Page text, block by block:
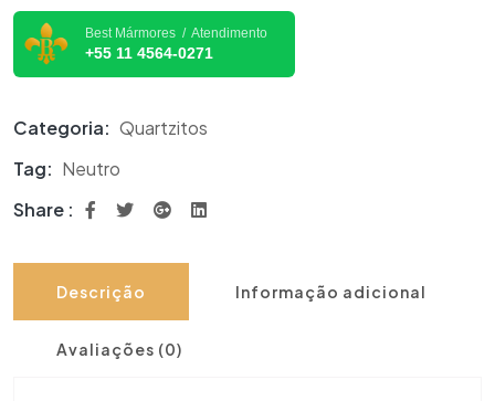
Best Mármores / Atendimento
+55 11 4564-0271
Categoria: Quartzitos
Tag: Neutro
Share :
Descrição Informação adicional
Avaliações (0)